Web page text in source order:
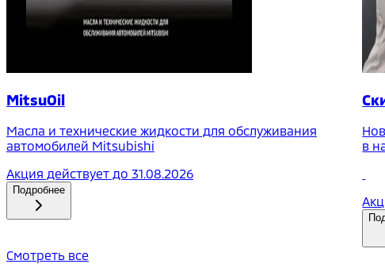
MitsuOil
Масла и технические жидкости для обслуживания
автомобилей Mitsubishi
Акция действует до 31.08.2026
Подробнее
в
Смотреть все